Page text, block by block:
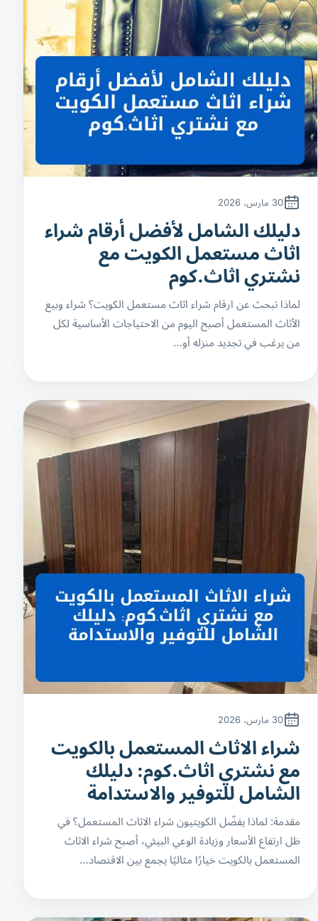
30 مارس، 2026
دليلك الشامل لأفضل أرقام شراء
اثاث مستعمل الكويت مع
نشتري اثاث.كوم
لماذا تبحث عن ارقام شراء اثاث مستعمل الكويت؟ شراء وبيع
الأثاث المستعمل أصبح اليوم من الاحتياجات الأساسية لكل
من يرغب في تجديد منزله أو…
30 مارس، 2026
شراء الاثاث المستعمل بالكويت
مع نشتري اثاث.كوم: دليلك
الشامل للتوفير والاستدامة
مقدمة: لماذا يفضّل الكويتيون شراء الاثاث المستعمل؟ في
ظل ارتفاع الأسعار وزيادة الوعي البيئي، أصبح شراء الاثاث
المستعمل بالكويت خيارًا مثاليًا يجمع بين الاقتصاد…